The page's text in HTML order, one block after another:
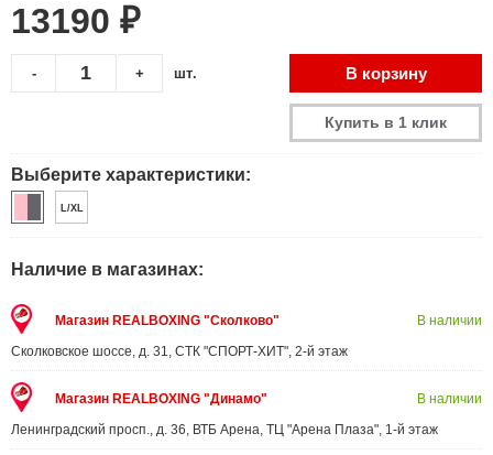
13190 ₽
+
- шт. В корзину
Купить в 1 клик
Выберите характеристики:
L/XL
Наличие в магазинах:
Магазин REALBOXING "Сколково"
Сколковское шоссе, д. 31, СТК "СПОРТ-ХИТ", 2-й этаж
В наличии
Магазин REALBOXING "Динамо"
Ленинградский просп., д. 36, ВТБ Арена, ТЦ "Арена Плаза", 1-й этаж
В наличии